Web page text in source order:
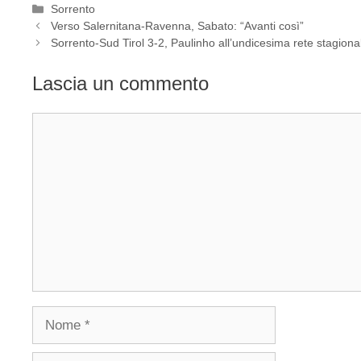
Categorie
Sorrento
Verso Salernitana-Ravenna, Sabato: “Avanti così”
Sorrento-Sud Tirol 3-2, Paulinho all’undicesima rete
Lascia un commento
Nome